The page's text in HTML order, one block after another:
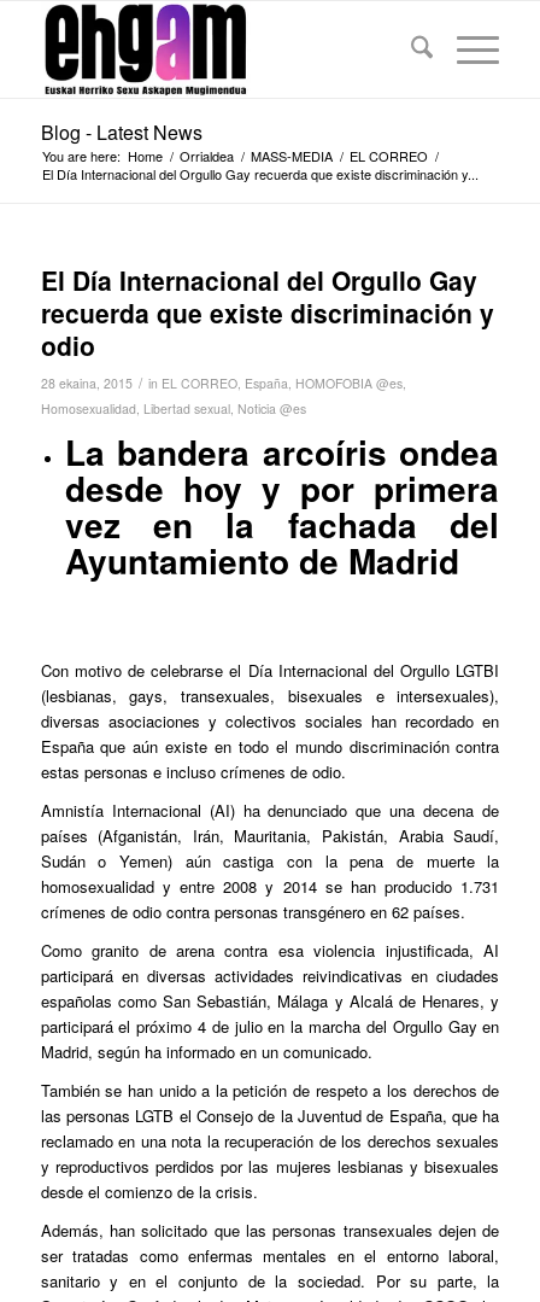
Blog - Latest News
You are here: Home / Orrialdea / MASS-MEDIA / EL CORREO /
El Día Internacional del Orgullo Gay recuerda que existe discriminación y...
El Día Internacional del Orgullo Gay
recuerda que existe discriminación y
odio
28 ekaina, 2015 / in EL CORREO, España, HOMOFOBIA @es,
Homosexualidad, Libertad sexual, Noticia @es
La bandera arcoíris ondea
desde hoy y por primera
vez en la fachada del
Ayuntamiento de Madrid
Con motivo de celebrarse el Día Internacional del Orgullo LGTBI
(lesbianas, gays, transexuales, bisexuales e intersexuales),
diversas asociaciones y colectivos sociales han recordado en
España que aún existe en todo el mundo discriminación contra
estas personas e incluso crímenes de odio.
Amnistía Internacional (AI) ha denunciado que una decena de
países (Afganistán, Irán, Mauritania, Pakistán, Arabia Saudí,
Sudán o Yemen) aún castiga con la pena de muerte la
homosexualidad y entre 2008 y 2014 se han producido 1.731
crímenes de odio contra personas transgénero en 62 países.
Como granito de arena contra esa violencia injustificada, AI
participará en diversas actividades reivindicativas en ciudades
españolas como San Sebastián, Málaga y Alcalá de Henares, y
participará el próximo 4 de julio en la marcha del Orgullo Gay en
Madrid, según ha informado en un comunicado.
También se han unido a la petición de respeto a los derechos de
las personas LGTB el Consejo de la Juventud de España, que ha
reclamado en una nota la recuperación de los derechos sexuales
y reproductivos perdidos por las mujeres lesbianas y bisexuales
desde el comienzo de la crisis.
Además, han solicitado que las personas transexuales dejen de
ser tratadas como enfermas mentales en el entorno laboral,
sanitario y en el conjunto de la sociedad. Por su parte, la